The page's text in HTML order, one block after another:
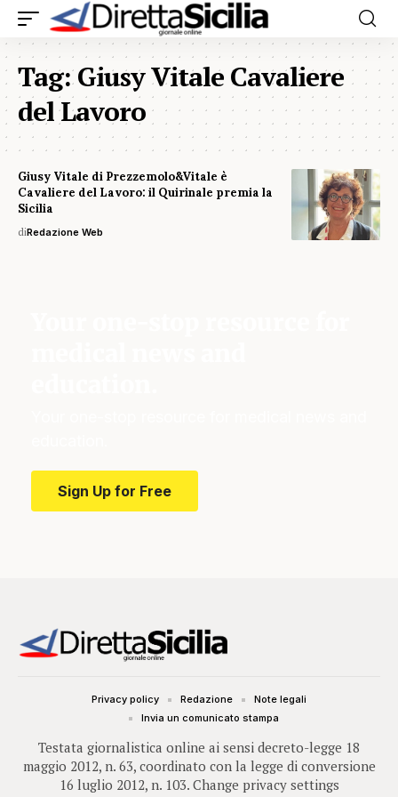
Tag:Giusy Vitale Cavaliere
del Lavoro
Giusy Vitale di Prezzemolo&Vitale è
Cavaliere del Lavoro: il Quirinale premia la
Sicilia
diRedazione Web
Sign Up for Free
Testata giornalistica online ai sensi decreto-legge 18
maggio 2012, n. 63, coordinato con la legge di conversione
16 luglio 2012, n. 103. Change privacy settings
Privacy policy Redazione
Note legali
Invia un comunicato stampa